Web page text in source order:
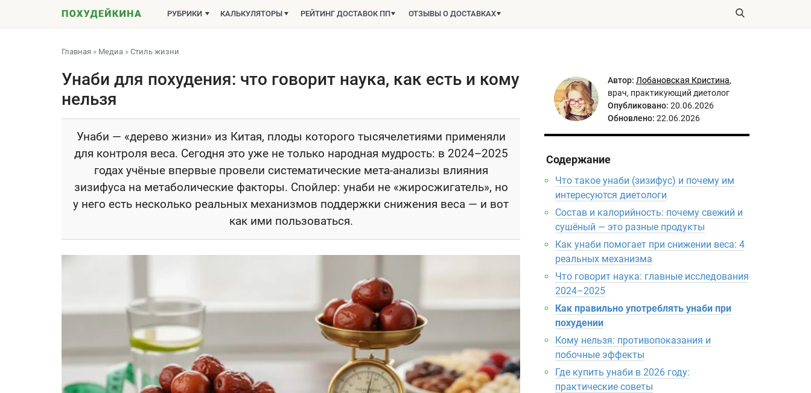
РУБРИКИ КАЛЬКУЛЯТОРЫ РЕЙТИНГ ДОСТАВОК ПП ОТЗЫВЫ О ДОСТАВКАХ
Главная » Медиа » Стиль жизни
Унаби для похудения: что говорит наука, как есть и кому
нельзя
Унаби — «дерево жизни» из Китая, плоды которого тысячелетиями применяли
для контроля веса. Сегодня это уже не только народная мудрость: в 2024–2025
годах учёные впервые провели систематические мета-анализы влияния
зизифуса на метаболические факторы. Спойлер: унаби не «жиросжигатель», но
у него есть несколько реальных механизмов поддержки снижения веса — и вот
как ими пользоваться.
Автор: Лобановская Кристина,
врач, практикующий диетолог
Опубликовано: 20.06.2026
Обновлено: 22.06.2026
Содержание
Что такое унаби (зизифус) и почему им
интересуются диетологи
Состав и калорийность: почему свежий и
сушёный — это разные продукты
Как унаби помогает при снижении веса: 4
реальных механизма
Что говорит наука: главные исследования
2024–2025
Как правильно употреблять унаби при
похудении
Кому нельзя: противопоказания и
побочные эффекты
Где купить унаби в 2026 году:
практические советы